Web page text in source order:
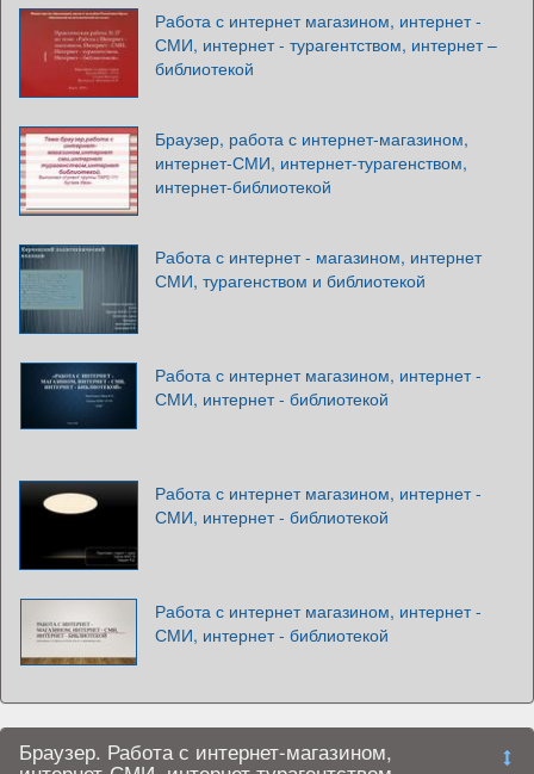
Работа с интернет магазином, интернет -
СМИ, интернет - турагентством, интернет –
библиотекой
Браузер, работа с интернет-магазином,
интернет-СМИ, интернет-турагенством,
интернет-библиотекой
Работа с интернет - магазином, интернет
СМИ, турагенством и библиотекой
Работа с интернет магазином, интернет -
СМИ, интернет - библиотекой
Работа с интернет магазином, интернет -
СМИ, интернет - библиотекой
Работа с интернет магазином, интернет -
СМИ, интернет - библиотекой
Браузер. Работа с интернет-магазином,